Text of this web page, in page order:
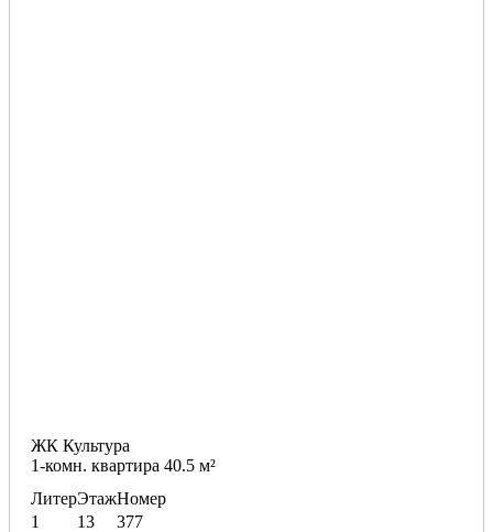
ЖК Культура
1-комн. квартира 40.5 м²
Литер
1
Этаж
13
Номер
377